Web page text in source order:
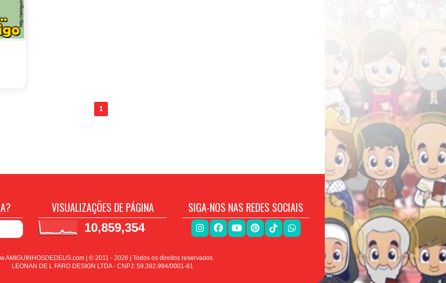
1
VISUALIZAÇÕES DE PÁGINA
10,859,354
SIGA-NOS NAS REDES SOCIAIS
| © 2011 - 2026 | Todos os direitos reservados.
LEONAN DE L FARO DESIGN LTDA - CNPJ: 59.392.994/0001-81